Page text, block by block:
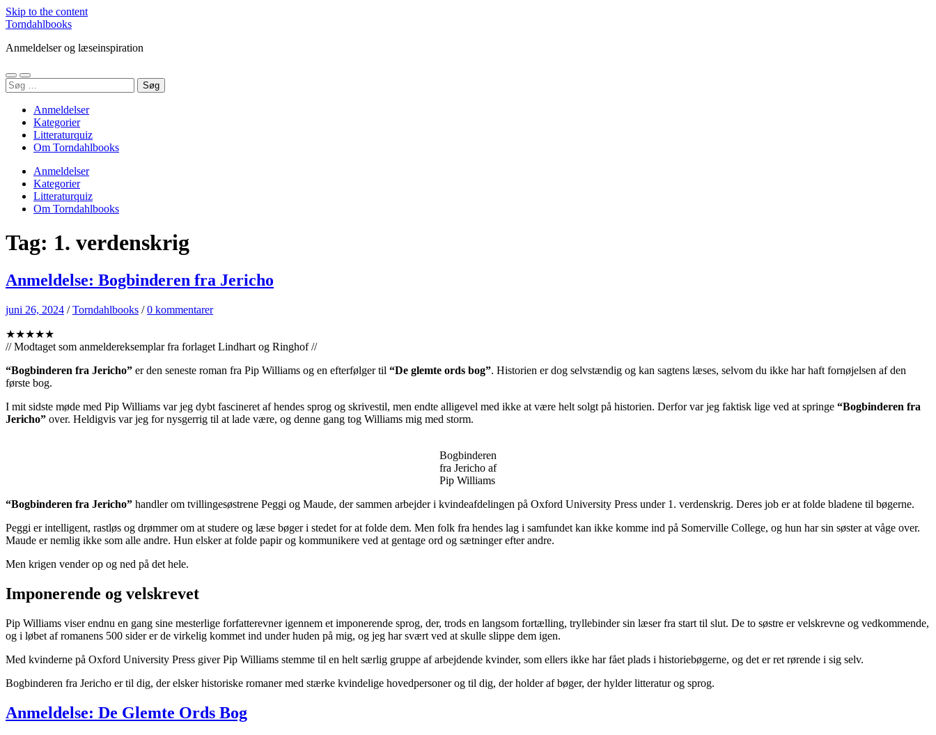
Skip to the content
Torndahlbooks
Anmeldelser og læseinspiration
Toggle
mobile
Toggle
search
Søg
efter:
Anmeldelser
Kategorier
Litteraturquiz
Om Torndahlbooks
Anmeldelser
Kategorier
Litteraturquiz
Om Torndahlbooks
Tag: 1. verdenskrig
Anmeldelse: Bogbinderen fra Jericho
juni 26, 2024 /Torndahlbooks /0 kommentarer
★★★★★
// Modtaget som anmeldereksemplar fra forlaget Lindhart og Ringhof //
“Bogbinderen fra Jericho” er den seneste roman fra Pip Williams og en efterfølger til “De glemte ords bog”. Historien er dog selvstændig og kan sagtens læses, selvom du ikke har haft fornøjelsen af den
første bog.
I mit sidste møde med Pip Williams var jeg dybt fascineret af hendes sprog og skrivestil, men endte alligevel med ikke at være helt solgt på historien. Derfor var jeg faktisk lige ved at springe “Bogbinderen fra
Jericho” over. Heldigvis var jeg for nysgerrig til at lade være, og denne gang tog Williams mig med storm.
Bogbinderen
fra Jericho af
Pip Williams
“Bogbinderen fra Jericho” handler om tvillingesøstrene Peggi og Maude, der sammen arbejder i kvindeafdelingen på Oxford University Press under 1. verdenskrig. Deres job er at folde bladene til bøgerne.
Peggi er intelligent, rastløs og drømmer om at studere og læse bøger i stedet for at folde dem. Men folk fra hendes lag i samfundet kan ikke komme ind på Somerville College, og hun har sin søster at våge over.
Maude er nemlig ikke som alle andre. Hun elsker at folde papir og kommunikere ved at gentage ord og sætninger efter andre.
Men krigen vender op og ned på det hele.
Imponerende og velskrevet
Pip Williams viser endnu en gang sine mesterlige forfatterevner igennem et imponerende sprog, der, trods en langsom fortælling, tryllebinder sin læser fra start til slut. De to søstre er velskrevne og vedkommende,
og i løbet af romanens 500 sider er de virkelig kommet ind under huden på mig, og jeg har svært ved at skulle slippe dem igen.
Med kvinderne på Oxford University Press giver Pip Williams stemme til en helt særlig gruppe af arbejdende kvinder, som ellers ikke har fået plads i historiebøgerne, og det er ret rørende i sig selv.
Bogbinderen fra Jericho er til dig, der elsker historiske romaner med stærke kvindelige hovedpersoner og til dig, der holder af bøger, der hylder litteratur og sprog.
Anmeldelse: De Glemte Ords Bog